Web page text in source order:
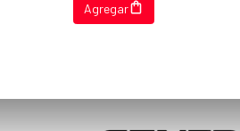
Agregar